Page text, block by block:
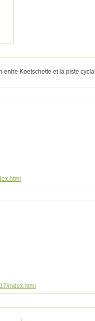
Koetschette et la piste
index.html